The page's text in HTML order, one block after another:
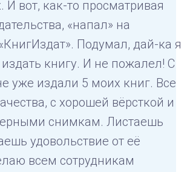
И вот, как-то просматривая
«напал» на
Подумал, дай-ка я
книгу. И не пожалел! С
уже издали 5 моих книг. Все
с хорошей вёрсткой и
снимкам. Листаешь
удовольствие от её
всем сотрудникам